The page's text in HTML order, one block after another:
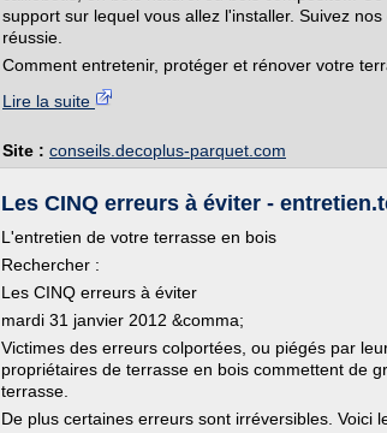
support sur lequel vous allez l'installer. Suivez
réussie.
Comment entretenir, protéger et rénover votre
Lire la suite
Site : conseils.decoplus-parquet.com
Les CINQ erreurs à éviter -
L'entretien de votre terrasse en bois
Rechercher :
Les CINQ erreurs à éviter
mardi 31 janvier 2012 &comma;
Victimes des erreurs colportées, ou piégés par
propriétaires de terrasse en bois commettent de
terrasse.
De plus certaines erreurs sont irréversibles. Voici